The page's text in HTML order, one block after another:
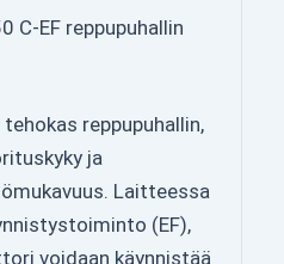
C-EF reppupuhallin
tehokas reppupuhallin,
ja
Laitteessa
(EF),
voidaan käynnistää